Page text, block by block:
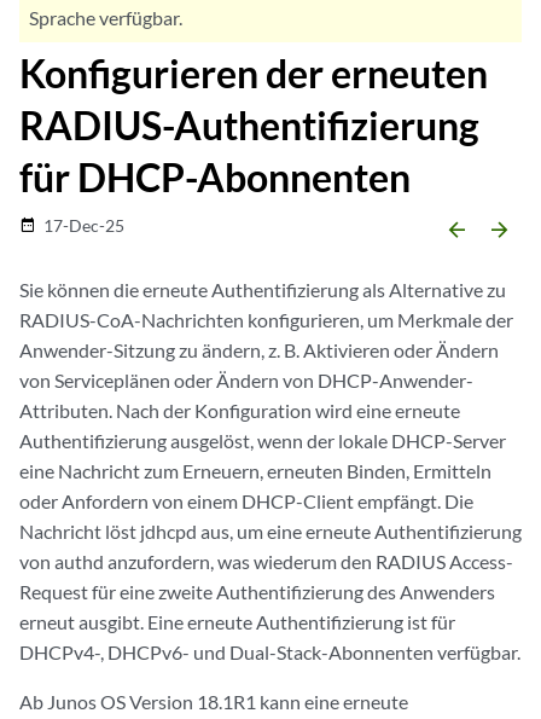
Sprache verfügbar.
Konfigurieren der erneuten
RADIUS-Authentifizierung
für DHCP-Abonnenten
date_range 17-Dec-25 arrow_backward arrow_forward
Sie können die erneute Authentifizierung als Alternative zu
RADIUS-CoA-Nachrichten konfigurieren, um Merkmale der
Anwender-Sitzung zu ändern, z. B. Aktivieren oder Ändern
von Serviceplänen oder Ändern von DHCP-Anwender-
Attributen. Nach der Konfiguration wird eine erneute
Authentifizierung ausgelöst, wenn der lokale DHCP-Server
eine Nachricht zum Erneuern, erneuten Binden, Ermitteln
oder Anfordern von einem DHCP-Client empfängt. Die
Nachricht löst jdhcpd aus, um eine erneute Authentifizierung
von authd anzufordern, was wiederum den RADIUS Access-
Request für eine zweite Authentifizierung des Anwenders
erneut ausgibt. Eine erneute Authentifizierung ist für
DHCPv4-, DHCPv6- und Dual-Stack-Abonnenten verfügbar.
Ab Junos OS Version 18.1R1 kann eine erneute